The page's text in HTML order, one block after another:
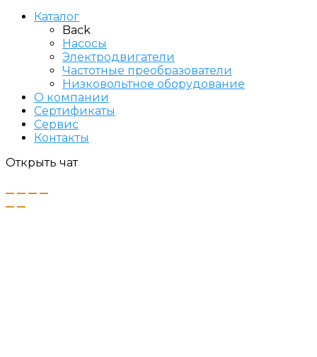
Каталог
Back
Насосы
Электродвигатели
Частотные преобразователи
Низковольтное оборудование
О компании
Сертификаты
Сервис
Контакты
Открыть чат